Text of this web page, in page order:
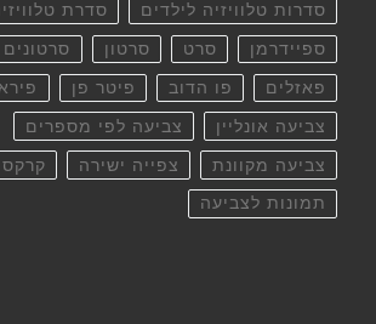
סדרות טלוויזיה לילדים סדרת
ספיידרמן סרט סרטון סרטונים
פאזלים פו הדוב פיטר פן
צביעה אונליין צביעה לפי מספרים
צביעה מקוונת צפייה ישירה קרקס
תמונות לצביעה